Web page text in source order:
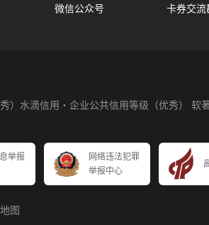
微信公众号 卡券交流
） 水滴信用・企业公共信用等级（优秀）
软
举报
网络违法犯罪
举报中心
图